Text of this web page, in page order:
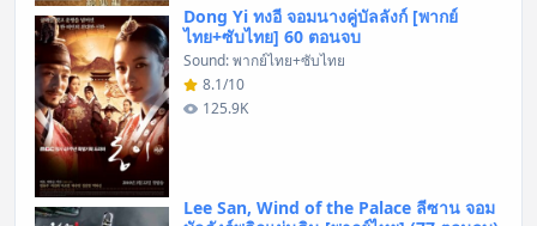
Dong Yi ทงอี จอมนางคู่บัลลังก์ [พากย์
ไทย+ซับไทย] 60 ตอนจบ
Sound: พากย์ไทย+ซับไทย
8.1/10
125.9K
Lee San, Wind of the Palace ลีซาน จอม